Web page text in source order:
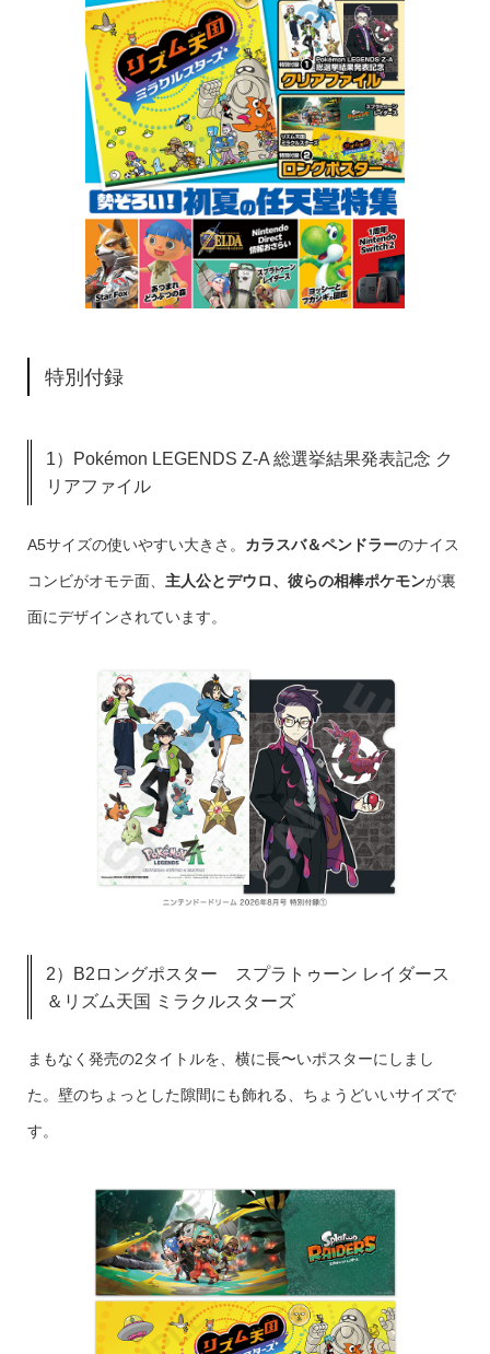
特別付録
1）Pokémon LEGENDS Z-A 総選挙結果発表記念 ク
リアファイル
A5サイズの使いやすい大きさ。 カラスバ＆ペンドラーのナイス
コンビがオモテ面、 主人公とデウロ、彼らの相棒ポケモンが裏
面にデザインされています。
2）B2ロングポスター スプラトゥーン レイダース
＆リズム天国 ミラクルスターズ
まもなく発売の2タイトルを、横に長〜いポスターにしまし
た。壁のちょっとした隙間にも飾れる、ちょうどいいサイズで
す。